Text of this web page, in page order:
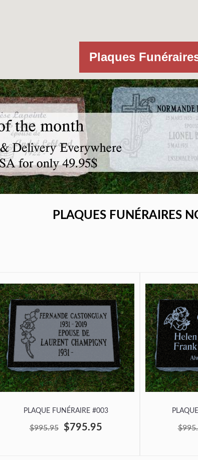
Plaques
PLAQUES FUNÉRAIRES
PLAQUE FUNÉRAIRE #003
$995.95 $795.95